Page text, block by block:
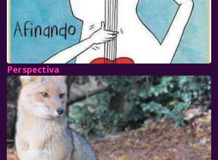
Perspectiva